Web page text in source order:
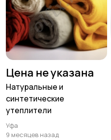
Цена не указана
Натуральные и
синтетические
утеплители
Уфа
9 месяцев назад